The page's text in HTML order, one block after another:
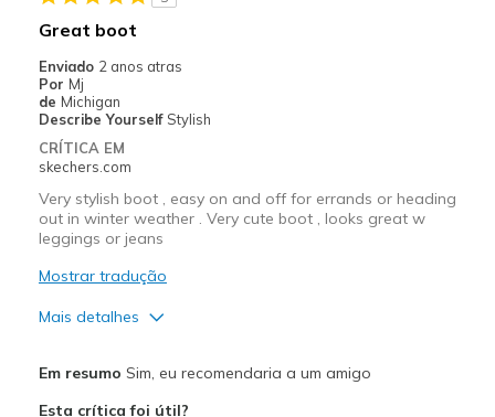
Stylish
Melhores utilizações
Casual Wear
Width
Sizing
Great boot
Enviado 2 anos atras
Por Mj
de Michigan
Describe Yourself Stylish
CRÍTICA EM
skechers.com
Very stylish boot , easy on and off for errands or heading
out in winter weather . Very cute boot , looks great w
leggings or jeans
Mostrar tradução
Mais detalhes
Em resumo Sim, eu recomendaria a um amigo
Esta crítica foi útil?